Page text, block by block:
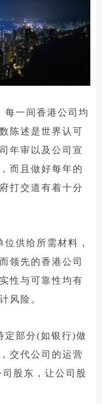
一间香港公司均
陈述是世界认可
年审以及公司宣
而且做好每年的
打交道有着十分
供给所需材料，
领先的香港公司
性与可靠性均有
风险。
部分(如银行)做
交代公司的运营
股东，让公司股